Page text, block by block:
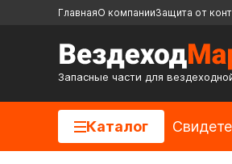
ГлавнаяО компанииЗащита от
Запасные части для
Каталог